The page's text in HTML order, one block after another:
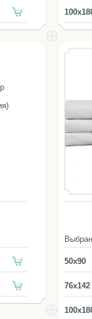
50x90
76x142